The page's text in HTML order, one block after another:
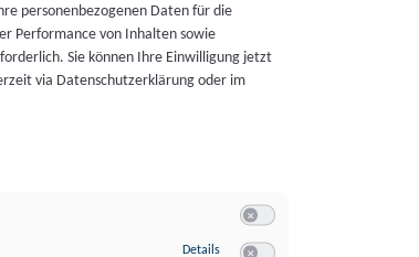
personenbezogenen Daten für die
Performance von Inhalten sowie
Sie können Ihre Einwilligung jetzt
via Datenschutzerklärung oder im
Details zu Speichern von oder Zugriff auf